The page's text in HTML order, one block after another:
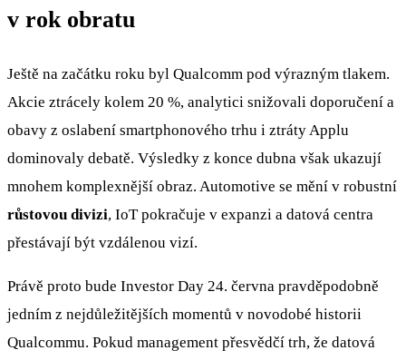
v rok obratu
Ještě na začátku roku byl Qualcomm pod výrazným tlakem.
Akcie ztrácely kolem 20 %, analytici snižovali doporučení a
obavy z oslabení smartphonového trhu i ztráty Applu
dominovaly debatě. Výsledky z konce dubna však ukazují
mnohem komplexnější obraz. Automotive se mění v robustní
růstovou divizi, IoT pokračuje v expanzi a datová centra
přestávají být vzdálenou vizí.
Právě proto bude Investor Day 24. června pravděpodobně
jedním z nejdůležitějších momentů v novodobé historii
Qualcommu. Pokud management přesvědčí trh, že datová